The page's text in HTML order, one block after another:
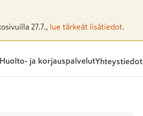
27.7., lue tärkeät lisätiedot
Huolto- ja korjauspalvelutYhteystiedot